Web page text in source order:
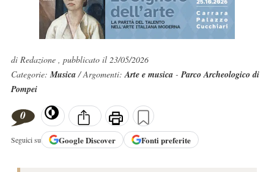
di Redazione , pubblicato il 23/05/2026
Categorie:Musica/ Argomenti:Arte e musica-Parco Archeologico di
Pompei
0
Seguici su GoogleDiscover Fonti preferite